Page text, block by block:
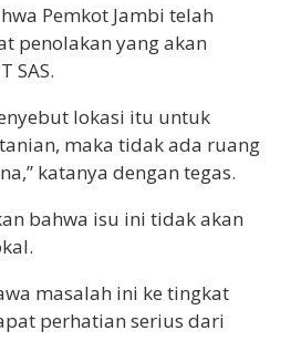
Pemkot Jambi telah
penolakan yang akan
SAS.
lokasi itu untuk
maka tidak ada ruang
katanya dengan tegas.
bahwa isu ini tidak akan
masalah ini ke tingkat
perhatian serius dari